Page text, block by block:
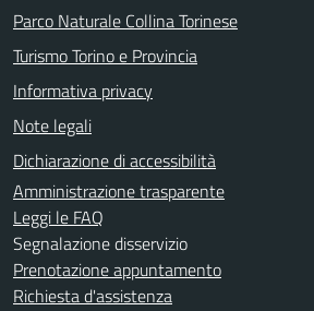
Parco Naturale Collina Torinese
Turismo Torino e Provincia
Informativa privacy
Note legali
Dichiarazione di accessibilità
Amministrazione trasparente
Leggi le FAQ
Segnalazione disservizio
Prenotazione appuntamento
Richiesta d'assistenza